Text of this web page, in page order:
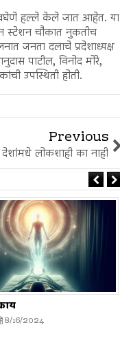
हल्ले केले जात आहेत. या
स्टेशन चौकात नुकतीच
जनता दलाचे प्रदेशाध्यक्ष
पाटील, विनोद मोरे,
उपस्थिती होती.
Previous
लोकशाही का नाही
लढ्यातील स्त्रियांचे